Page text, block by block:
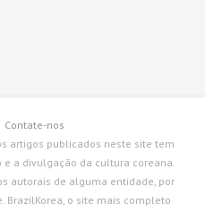
Contate-nos
artigos publicados neste site tem
a divulgação da cultura coreana.
autorais de alguma entidade, por
o site mais completo